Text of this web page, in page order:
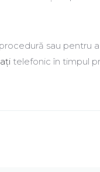
sau pentru
telefonic în timpul